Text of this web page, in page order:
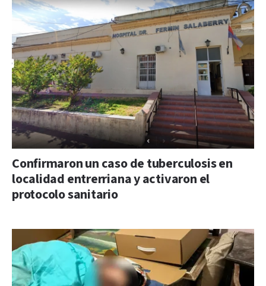
Confirmaron un caso de tuberculosis en
localidad entrerriana y activaron el
protocolo sanitario